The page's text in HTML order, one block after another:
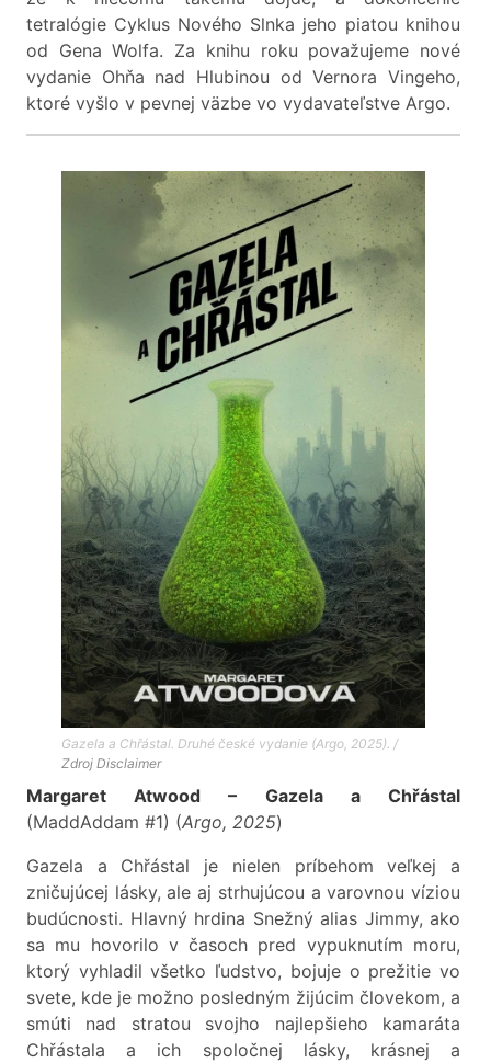
tetralógie Cyklus Nového Slnka jeho piatou knihou
od Gena Wolfa. Za knihu roku považujeme nové
vydanie Ohňa nad Hlubinou od Vernora Vingeho,
ktoré vyšlo v pevnej väzbe vo vydavateľstve Argo.
Gazela a Chřástal. Druhé české vydanie (Argo, 2025). /
Zdroj Disclaimer
Margaret Atwood – Gazela a Chřástal
(MaddAddam #1) (Argo, 2025)
Gazela a Chřástal je nielen príbehom veľkej a
zničujúcej lásky, ale aj strhujúcou a varovnou víziou
budúcnosti. Hlavný hrdina Snežný alias Jimmy, ako
sa mu hovorilo v časoch pred vypuknutím moru,
ktorý vyhladil všetko ľudstvo, bojuje o prežitie vo
svete, kde je možno posledným žijúcim človekom, a
smúti nad stratou svojho najlepšieho kamaráta
Chřástala a ich spoločnej lásky, krásnej a